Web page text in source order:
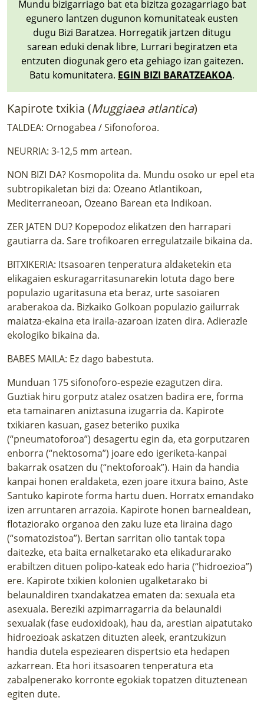
Mundu bizigarriago bat eta bizitza gozagarriago bat
egunero lantzen dugunon komunitateak eusten
dugu Bizi Baratzea. Horregatik jartzen ditugu
sarean eduki denak libre, Lurrari begiratzen eta
entzuten diogunak gero eta gehiago izan gaitezen.
Batu komunitatera. EGIN BIZI BARATZEAKOA.
Kapirote txikia (Muggiaea atlantica)
TALDEA: Ornogabea / Sifonoforoa.
NEURRIA: 3-12,5 mm artean.
NON BIZI DA? Kosmopolita da. Mundu osoko ur epel eta
subtropikaletan bizi da: Ozeano Atlantikoan,
Mediterraneoan, Ozeano Barean eta Indikoan.
ZER JATEN DU? Kopepodoz elikatzen den harrapari
gautiarra da. Sare trofikoaren erregulatzaile bikaina da.
BITXIKERIA: Itsasoaren tenperatura aldaketekin eta
elikagaien eskuragarritasunarekin lotuta dago bere
populazio ugaritasuna eta beraz, urte sasoiaren
araberakoa da. Bizkaiko Golkoan populazio gailurrak
maiatza-ekaina eta iraila-azaroan izaten dira. Adierazle
ekologiko bikaina da.
BABES MAILA: Ez dago babestuta.
Munduan 175 sifonoforo-espezie ezagutzen dira.
Guztiak hiru gorputz atalez osatzen badira ere, forma
eta tamainaren aniztasuna izugarria da. Kapirote
txikiaren kasuan, gasez beteriko puxika
(“pneumatoforoa”) desagertu egin da, eta gorputzaren
enborra (“nektosoma”) joare edo igeriketa-kanpai
bakarrak osatzen du (“nektoforoak”). Hain da handia
kanpai honen eraldaketa, ezen joare itxura baino, Aste
Santuko kapirote forma hartu duen. Horratx emandako
izen arruntaren arrazoia. Kapirote honen barnealdean,
flotaziorako organoa den zaku luze eta liraina dago
(“somatozistoa”). Bertan sarritan olio tantak topa
daitezke, eta baita ernalketarako eta elikadurarako
erabiltzen dituen polipo-kateak edo haria (“hidroezioa”)
ere. Kapirote txikien kolonien ugalketarako bi
belaunaldiren txandakatzea ematen da: sexuala eta
asexuala. Bereziki azpimarragarria da belaunaldi
sexualak (fase eudoxidoak), hau da, arestian aipatutako
hidroezioak askatzen dituzten aleek, erantzukizun
handia dutela espeziearen dispertsio eta hedapen
azkarrean. Eta hori itsasoaren tenperatura eta
zabalpenerako korronte egokiak topatzen dituztenean
egiten dute.